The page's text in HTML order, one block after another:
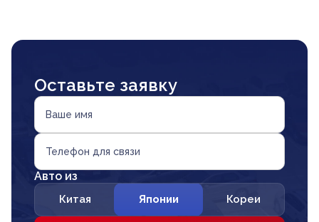
Оставьте заявку
Ваше имя
Телефон для связи
Авто из
Китая Японии Кореи